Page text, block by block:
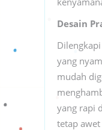
Desain
yang
mudah
yang rapi
tetap